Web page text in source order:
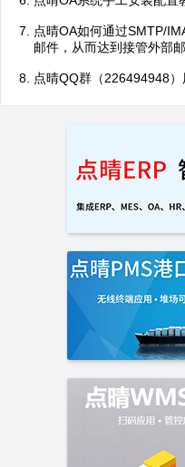
点晴OA如何通过SMTP/
邮件，从而达到接管外部
点晴QQ群（226494948